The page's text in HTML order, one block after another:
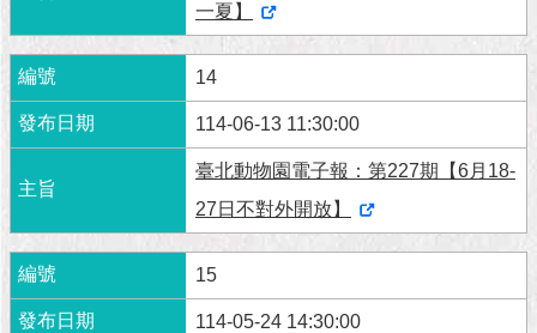
一夏】
14
114-06-13 11:30:00
臺北動物園電子報：第227期【6月18-
27日不對外開放】
15
114-05-24 14:30:00